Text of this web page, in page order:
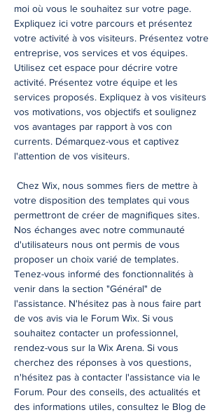
moi où vous le souhaitez sur votre page.
Expliquez ici votre parcours et présentez
votre activité à vos visiteurs. Présentez votre
entreprise, vos services et vos équipes.
Utilisez cet espace pour décrire votre
activité. Présentez votre équipe et les
services proposés. Expliquez à vos visiteurs
vos motivations, vos objectifs et soulignez
vos avantages par rapport à vos con
currents. Démarquez-vous et captivez
l'attention de vos visiteurs.
Chez Wix, nous sommes fiers de mettre à
votre disposition des templates qui vous
permettront de créer de magnifiques sites.
Nos échanges avec notre communauté
d'utilisateurs nous ont permis de vous
proposer un choix varié de templates.
Tenez-vous informé des fonctionnalités à
venir dans la section "Général" de
l'assistance. N'hésitez pas à nous faire part
de vos avis via le Forum Wix. Si vous
souhaitez contacter un professionnel,
rendez-vous sur la Wix Arena. Si vous
cherchez des réponses à vos questions,
n'hésitez pas à contacter l'assistance via le
Forum. Pour des conseils, des actualités et
des informations utiles, consultez le Blog de